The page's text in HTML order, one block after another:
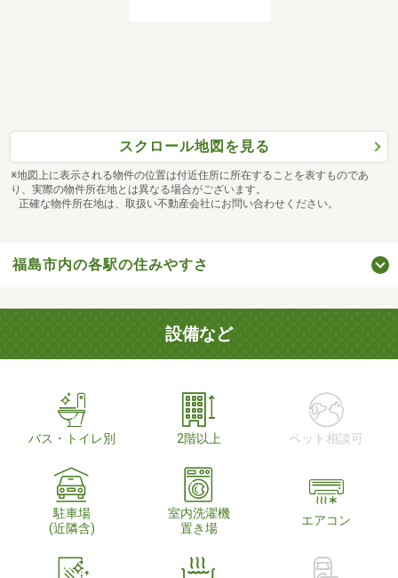
スクロール地図を見る
※地図上に表示される物件の位置は付近住所に所在することを表すものであ
り、実際の物件所在地とは異なる場合がございます。
正確な物件所在地は、取扱い不動産会社にお問い合わせください。
福島市内の各駅の住みやすさ
設備など
バス・トイレ別 2階以上 ペット相談可
駐車場
(近隣含)
室内洗濯機
置き場
エアコン